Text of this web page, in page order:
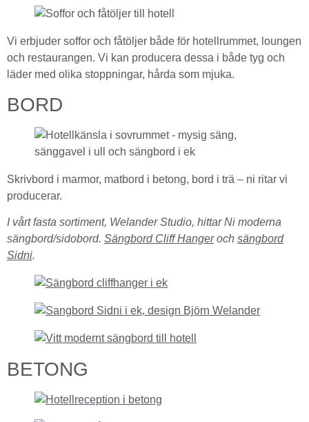
Vi erbjuder soffor och fåtöljer både för hotellrummet, loungen
och restaurangen. Vi kan producera dessa i både tyg och
läder med olika stoppningar, hårda som mjuka.
BORD
Skrivbord i marmor, matbord i betong, bord i trä – ni ritar vi
producerar.
I vårt fasta sortiment, Welander Studio, hittar Ni moderna
sängbord/sidobord. Sängbord Cliff Hangeroch sängbord
Sidni.
BETONG